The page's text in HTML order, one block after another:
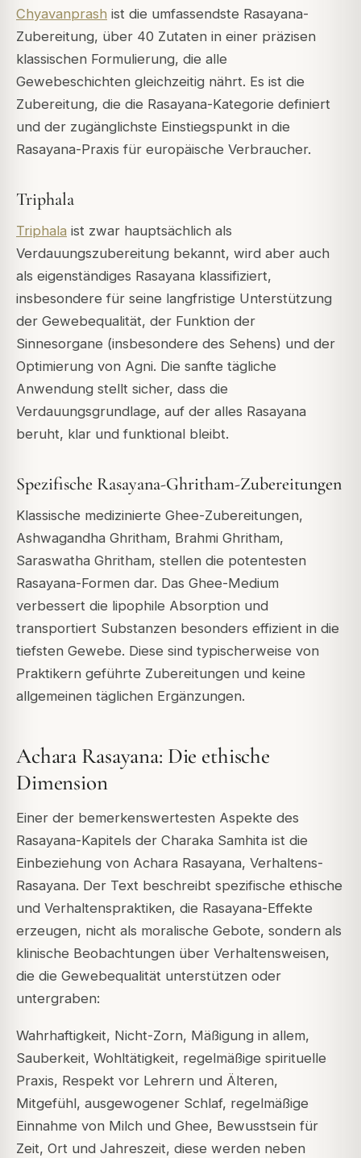
Chyavanprash ist die umfassendste Rasayana-
Zubereitung, über 40 Zutaten in einer präzisen
klassischen Formulierung, die alle
Gewebeschichten gleichzeitig nährt. Es ist die
Zubereitung, die die Rasayana-Kategorie definiert
und der zugänglichste Einstiegspunkt in die
Rasayana-Praxis für europäische Verbraucher.
Triphala
Triphala ist zwar hauptsächlich als
Verdauungszubereitung bekannt, wird aber auch
als eigenständiges Rasayana klassifiziert,
insbesondere für seine langfristige Unterstützung
der Gewebequalität, der Funktion der
Sinnesorgane (insbesondere des Sehens) und der
Optimierung von Agni. Die sanfte tägliche
Anwendung stellt sicher, dass die
Verdauungsgrundlage, auf der alles Rasayana
beruht, klar und funktional bleibt.
Spezifische Rasayana-Ghritham-Zubereitungen
Klassische medizinierte Ghee-Zubereitungen,
Ashwagandha Ghritham, Brahmi Ghritham,
Saraswatha Ghritham, stellen die potentesten
Rasayana-Formen dar. Das Ghee-Medium
verbessert die lipophile Absorption und
transportiert Substanzen besonders effizient in die
tiefsten Gewebe. Diese sind typischerweise von
Praktikern geführte Zubereitungen und keine
allgemeinen täglichen Ergänzungen.
Achara Rasayana: Die ethische
Dimension
Einer der bemerkenswertesten Aspekte des
Rasayana-Kapitels der Charaka Samhita ist die
Einbeziehung von Achara Rasayana, Verhaltens-
Rasayana. Der Text beschreibt spezifische ethische
und Verhaltenspraktiken, die Rasayana-Effekte
erzeugen, nicht als moralische Gebote, sondern als
klinische Beobachtungen über Verhaltensweisen,
die die Gewebequalität unterstützen oder
untergraben:
Wahrhaftigkeit, Nicht-Zorn, Mäßigung in allem,
Sauberkeit, Wohltätigkeit, regelmäßige spirituelle
Praxis, Respekt vor Lehrern und Älteren,
Mitgefühl, ausgewogener Schlaf, regelmäßige
Einnahme von Milch und Ghee, Bewusstsein für
Zeit, Ort und Jahreszeit, diese werden neben